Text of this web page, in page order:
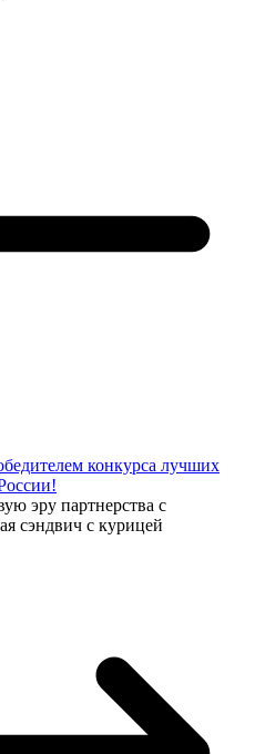
конкурса лучших
эру партнерства с
сэндвич с курицей